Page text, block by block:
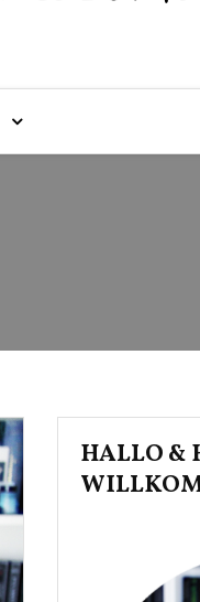
HALLO &